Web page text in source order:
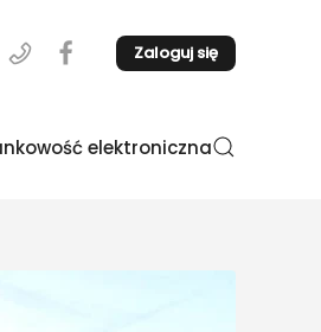
Zaloguj się
elektroniczna